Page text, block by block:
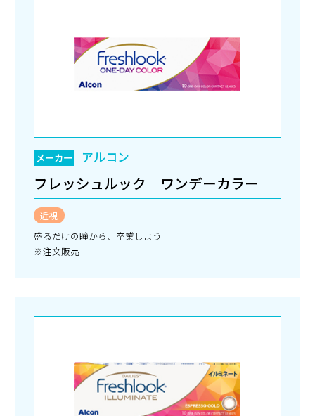
メーカー アルコン
フレッシュルック ワンデーカラー
近視
盛るだけの瞳から、卒業しよう
※注文販売